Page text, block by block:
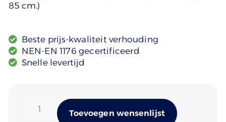
85 cm.)
Beste prijs-kwaliteit verhouding
NEN-EN 1176 gecertificeerd
Snelle levertijd
Toevoegen wensenlijst